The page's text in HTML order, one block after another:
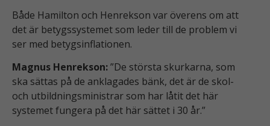
Både Hamilton och Henrekson var överens om att
det är betygssystemet som leder till de problem vi
ser med betygsinflationen.
Magnus Henrekson:”De största skurkarna, som
ska sättas på de anklagades bänk, det är de skol-
och utbildningsministrar som har låtit det här
systemet fungera på det här sättet i 30 år.”